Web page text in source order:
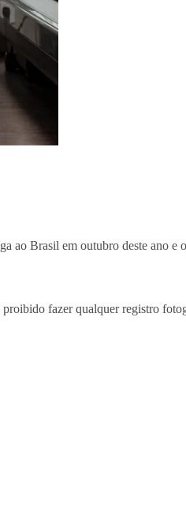
ao Brasil em outubro deste ano e
fazer qualquer registro